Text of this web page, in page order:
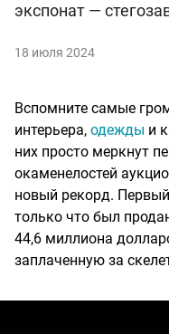
экспонат —
18 июля 2024
Вспомните самые
интерьера, одежды и
них просто меркнут
окаменелостей
новый рекорд. Первый
только что был
44,6 миллиона
заплаченную за